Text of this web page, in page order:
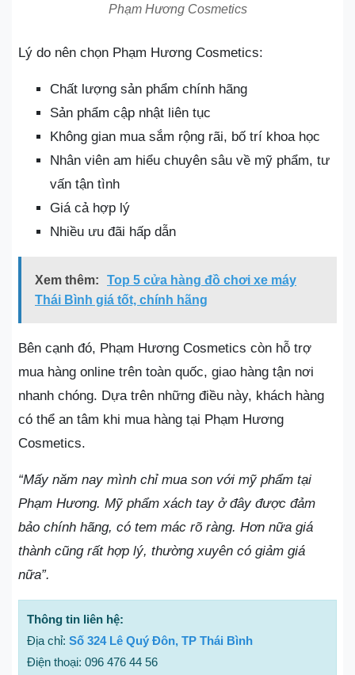
Phạm Hương Cosmetics
Lý do nên chọn Phạm Hương Cosmetics:
Chất lượng sản phẩm chính hãng
Sản phẩm cập nhật liên tục
Không gian mua sắm rộng rãi, bố trí khoa học
Nhân viên am hiểu chuyên sâu về mỹ phẩm, tư
vấn tận tình
Giá cả hợp lý
Nhiều ưu đãi hấp dẫn
Xem thêm:
Top 5 cửa hàng đồ chơi xe máy
Thái Bình giá tốt, chính hãng
Bên cạnh đó, Phạm Hương Cosmetics còn hỗ trợ
mua hàng online trên toàn quốc, giao hàng tận nơi
nhanh chóng. Dựa trên những điều này, khách hàng
có thể an tâm khi mua hàng tại Phạm Hương
Cosmetics.
“Mấy năm nay mình chỉ mua son với mỹ phẩm tại
Phạm Hương. Mỹ phẩm xách tay ở đây được đảm
bảo chính hãng, có tem mác rõ ràng. Hơn nữa giá
thành cũng rất hợp lý, thường xuyên có giảm giá
nữa”.
Thông tin liên hệ:
Địa chỉ: Số 324 Lê Quý Đôn, TP Thái Bình
Điện thoại: 096 476 44 56